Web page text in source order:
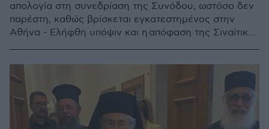
απολογία στη συνεδρίαση της Συνόδου, ωστόσο δεν
παρέστη, καθώς βρίσκεται εγκατεστημένος στην
Αθήνα - Ελήφθη υπόψιν και η απόφαση της Σιναϊτικής